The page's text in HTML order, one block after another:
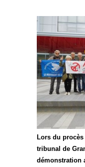
Lors du
tribunal de
démonstration